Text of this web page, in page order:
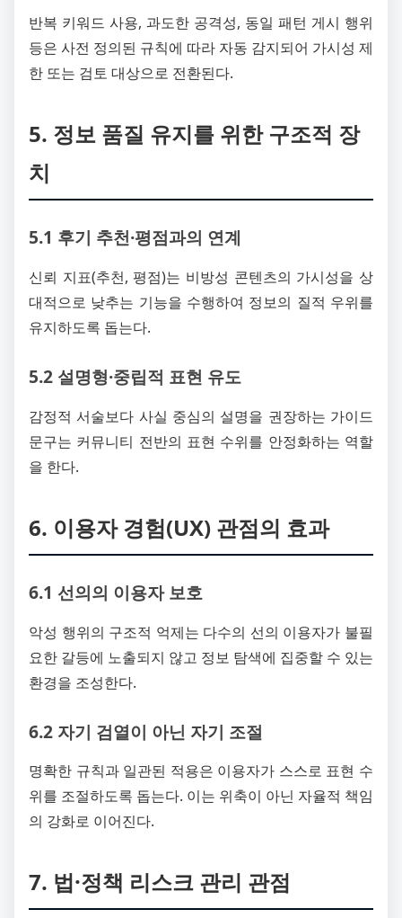
반복 키워드 사용, 과도한 공격성, 동일 패턴 게시 행위
등은 사전 정의된 규칙에 따라 자동 감지되어 가시성 제
한 또는 검토 대상으로 전환된다.
5. 정보 품질 유지를 위한 구조적 장
치
5.1 후기 추천·평점과의 연계
신뢰 지표(추천, 평점)는 비방성 콘텐츠의 가시성을 상
대적으로 낮추는 기능을 수행하여 정보의 질적 우위를
유지하도록 돕는다.
5.2 설명형·중립적 표현 유도
감정적 서술보다 사실 중심의 설명을 권장하는 가이드
문구는 커뮤니티 전반의 표현 수위를 안정화하는 역할
을 한다.
6. 이용자 경험(UX) 관점의 효과
6.1 선의의 이용자 보호
악성 행위의 구조적 억제는 다수의 선의 이용자가 불필
요한 갈등에 노출되지 않고 정보 탐색에 집중할 수 있는
환경을 조성한다.
6.2 자기 검열이 아닌 자기 조절
명확한 규칙과 일관된 적용은 이용자가 스스로 표현 수
위를 조절하도록 돕는다. 이는 위축이 아닌 자율적 책임
의 강화로 이어진다.
7. 법·정책 리스크 관리 관점